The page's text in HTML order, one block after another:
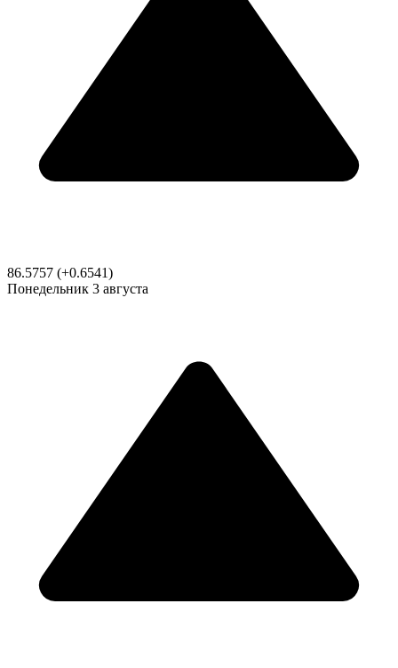
86.5757 (+0.6541)
Понедельник 3 августа